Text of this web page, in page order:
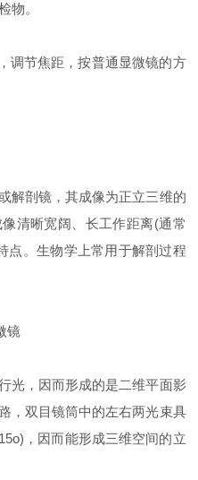
物。
节焦距，按普通显微镜的方
剖镜，其成像为正立三维的
清晰宽阔、长工作距离(通常
点。生物学上常用于解剖过程
镜
，因而形成的是二维平面影
，双目镜筒中的左右两光束具
，因而能形成三维空间的立